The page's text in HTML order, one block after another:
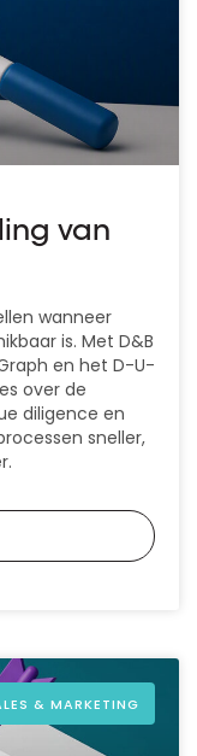
van
wanneer
is. Met D&B
en het D-U-
over de
diligence en
sneller,
& MARKETING